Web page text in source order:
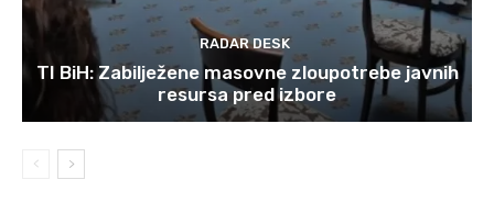
RADAR DESK
TI BiH: Zabilježene masovne zloupotrebe javnih
resursa pred izbore